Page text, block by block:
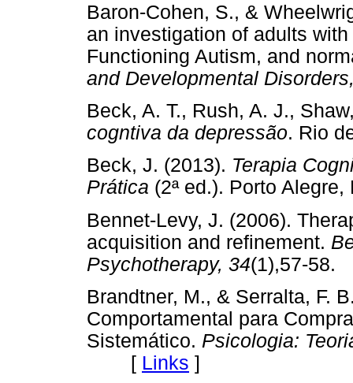
Baron-Cohen, S., &
an investigation of adults
Functioning Autism, and
and Developmental
Beck, A. T., Rush, A. J.,
cogntiva da depressão. Rio
Beck, J. (2013). Terapia
Prática (2ª ed.). Porto
Bennet-Levy, J. (2006).
acquisition and refinement.
Psychotherapy, 34(1),57-
Brandtner, M., & Serralta, F.
Comportamental para
Sistemático. Psicologia:
[ Links ]